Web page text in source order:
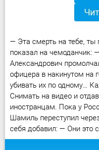
— Эта смерть на тебе,
показал на чемоданчик:
Александрович
офицера в накинутом на
убивать их по одному…
Снимать на видео и
иностранцам. Пока у
Шамиль переступил
себя добавил: — Они это